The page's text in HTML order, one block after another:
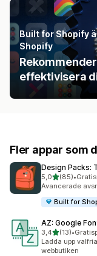
Built for Shopify
Shopify
effektivisera
Fler appar som
Design Packs:
5,0av 5 stjärnor
(85)
85 recensioner
•
Avancerade
Built for
AZ: Google
3,4av 5 stjärnor
(13)
13 recensioner
•
Ladda upp
webbutiken